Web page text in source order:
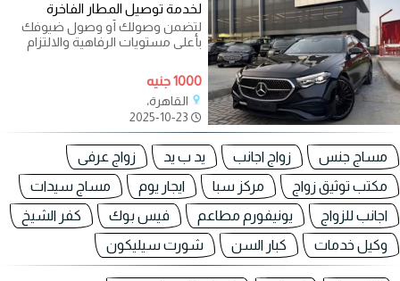
لخدمة توصيل المطار الفاخرة
لتضمن وصولك أو وصول ضيوفك
بأعلى مستويات الرفاهية والالتزام
مرسيدس
1000 جنيه
القاهرة،
مساج جنس زواج اجانب يد ب يد
زواج عرفى
مكتب توثيق زواج
مركز سبا ايجار يوم
مساج سيدات
اجانب للزواج
يونيفورم مطاعم فيس بوك
كفر الشيخ
وكيل خدمات
كبار السن شورت سيليكون